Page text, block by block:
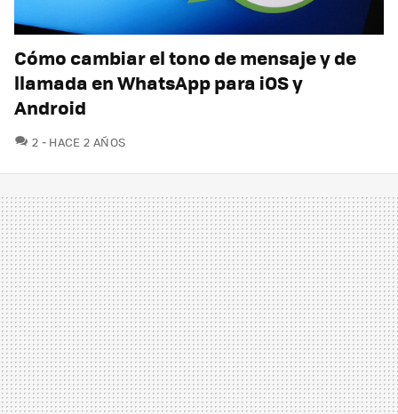
Cómo cambiar el tono de mensaje y de
llamada en WhatsApp para iOS y
Android
2 COMENTARIOS
HACE 2 AÑOS